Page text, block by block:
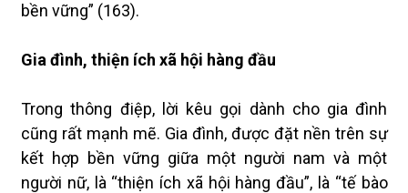
bền vững” (163).
Gia đình, thiện ích xã hội hàng đầu
Trong thông điệp, lời kêu gọi dành cho gia đình
cũng rất mạnh mẽ. Gia đình, được đặt nền trên sự
kết hợp bền vững giữa một người nam và một
người nữ, là “thiện ích xã hội hàng đầu”, là “tế bào